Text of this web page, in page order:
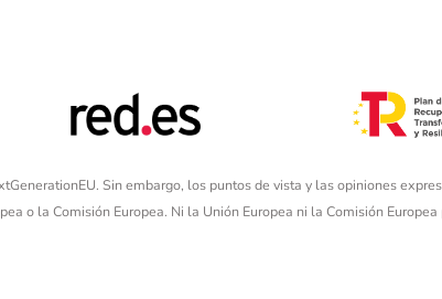
Sin embargo, los puntos de vista y las opiniones
o la Comisión Europea. Ni la Unión Europea ni la Comisión